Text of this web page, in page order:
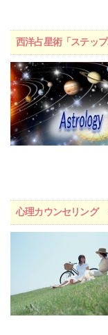
西洋占星術「ステッ
心理カウンセリング